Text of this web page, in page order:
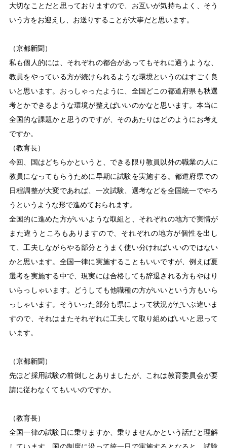
大切なことだと思っておりますので、お互いが気持ちよく、そう
いう方をお迎えし、お送りすることが大事だと思います。
（京都新聞）
私も個人的には、それぞれの都合があってもそれに適うような、
教員をやっている方が続けられるような環境というのはすごく良
いと思います。おっしゃったように、全国どこの都道府県も秋選
考とかできるような環境が整えばいいのかなと思います。本当に
全国的な課題かと思うのですが、そのあたりはどのようにお考え
ですか。
（教育長）
今回、国はどちらかというと、できる限り教員以外の職業の人に
教員になってもらうために早期に試験を実施する。都道府県での
日程調整が大変であれば、一次試験、選考などを全国統一でやろ
うというような形で進めておられます。
全国的に進めた方がいいような取組と、それぞれの地方で実情が
また違うところもありますので、それぞれの地方が個性を出し
て、工夫しながらやる部分とうまく使い分ければいいのではない
かと思います。全国一律に実施することもいいですが、例えば夏
選考を実施する中で、現実には合格しても辞退される方もやはり
いらっしゃいます。どうしても他職種の方がいいという方もいら
っしゃいます。そういった部分も県によって状況がだいぶ違いま
すので、それはまたそれぞれに工夫して取り組めばいいと思って
います。
（京都新聞）
先ほど採用試験の前倒しとありましたが、これは教育委員会が要
請に従わなくてもいいのですか。
（教育長）
全国一律の試験日に乗りますか、乗りませんかという話だと理解